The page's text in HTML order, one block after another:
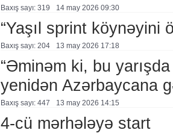
Baxış sayı: 319 14 may 2026 09:30
“Yaşıl sprint köynəyini
Baxış sayı: 204 13 may 2026 17:18
“Əminəm ki, bu
yenidən Azərbaycana
Baxış sayı: 447 13 may 2026 14:15
4-cü mərhələyə start